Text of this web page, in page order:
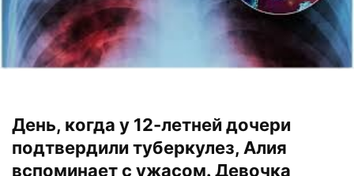
День, когда у 12-летней дочери
подтвердили туберкулез, Алия
вспоминает с ужасом. Девочка